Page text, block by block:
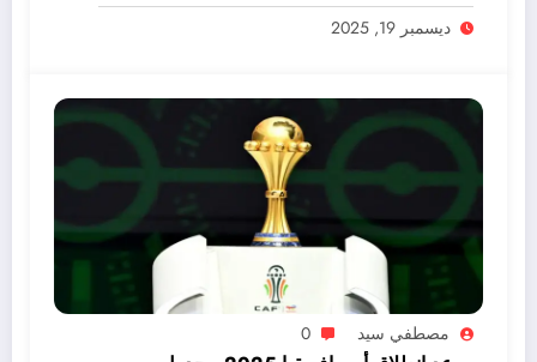
ديسمبر 19, 2025
مصطفي سيد 0